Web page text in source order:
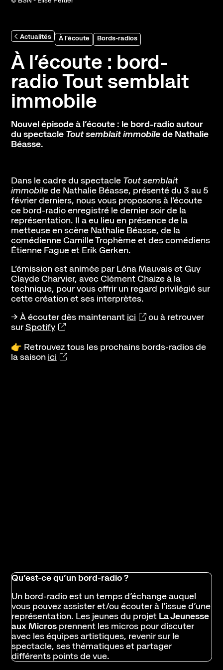
Actualités À l'écoute Bords-radios
À l’écoute : bord-
radio Tout semblait
immobile
Nouvel épisode à l’écoute : le bord-radio autour
du spectacle Tout semblait immobilede Nathalie
Béasse.
Dans le cadre du spectacle Tout semblait
immobilede Nathalie Béasse, présenté du 3 au 5
février derniers, nous vous proposons à l’écoute
ce bord-radio enregistré le dernier soir de la
représentation. Il a eu lieu en présence de la
metteuse en scène Nathalie Béasse, de la
comédienne Camille Trophème et des comédiens
Étienne Fague et Erik Gerken.
L’émission est animée par Léna Mauvais et Guy
Clayde Charvier, avec Clément Chaize à la
technique, pour vous offrir un regard privilégié sur
cette création et ses interprètes.
→ À écouter dès maintenant ici
ou à retrouver
surSpotify
👉 Retrouvez tous les prochains bords-radios de
la saison ici
Qu’est-ce qu’un bord-radio ?
Un bord-radio est un temps d’échange auquel
vous pouvez assister et/ou écouter à l’issue d’une
représentation. Les jeunes du projet La Jeunesse
aux Microsprennent les micros pour discuter
avec les équipes artistiques, revenir sur le
spectacle, ses thématiques et partager
différents points de vue.
Abonnement, achat de places et tarifs
Horaires et contacts
Accessibilité et handicap
La scène nationale
L'histoire du lieu
Soutiens et mécénat
Emplois
Créations Made in Annecy
Programmes internationaux
Actualités
ContactNewsletter Ressources